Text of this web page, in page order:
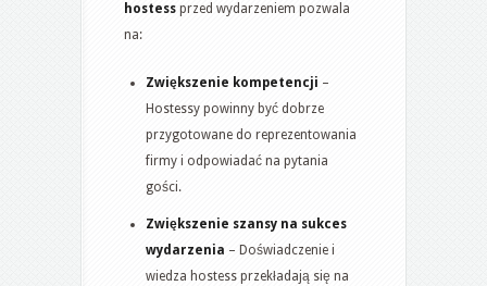
hostess przed wydarzeniem pozwala
na:
Zwiększenie kompetencji –
Hostessy powinny być dobrze
przygotowane do reprezentowania
firmy i odpowiadać na pytania
gości.
Zwiększenie szansy na sukces
wydarzenia – Doświadczenie i
wiedza hostess przekładają się na